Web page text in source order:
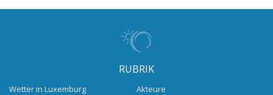
RUBRIK
Wetter in Luxemburg
Akteure